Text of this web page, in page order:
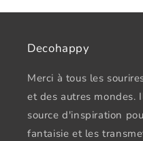
Decohappy
Merci à tous les
et des autres mondes.
source d'inspiration
fantaisie et les